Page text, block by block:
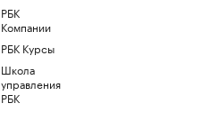
РБК
Компании
РБК Курсы
Школа
управления
РБК